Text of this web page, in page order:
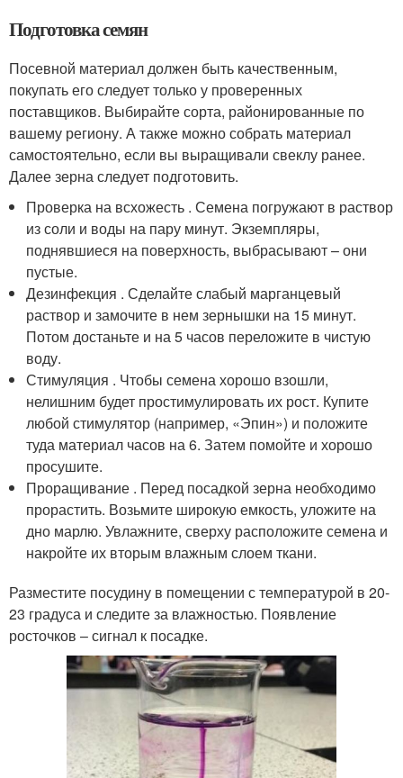
Подготовка семян
Посевной материал должен быть качественным,
покупать его следует только у проверенных
поставщиков. Выбирайте сорта, районированные по
вашему региону. А также можно собрать материал
самостоятельно, если вы выращивали свеклу ранее.
Далее зерна следует подготовить.
Проверка на всхожесть . Семена погружают в раствор
из соли и воды на пару минут. Экземпляры,
поднявшиеся на поверхность, выбрасывают – они
пустые.
Дезинфекция . Сделайте слабый марганцевый
раствор и замочите в нем зернышки на 15 минут.
Потом достаньте и на 5 часов переложите в чистую
воду.
Стимуляция . Чтобы семена хорошо взошли,
нелишним будет простимулировать их рост. Купите
любой стимулятор (например, «Эпин») и положите
туда материал часов на 6. Затем помойте и хорошо
просушите.
Проращивание . Перед посадкой зерна необходимо
прорастить. Возьмите широкую емкость, уложите на
дно марлю. Увлажните, сверху расположите семена и
накройте их вторым влажным слоем ткани.
Разместите посудину в помещении с температурой в 20-
23 градуса и следите за влажностью. Появление
росточков – сигнал к посадке.